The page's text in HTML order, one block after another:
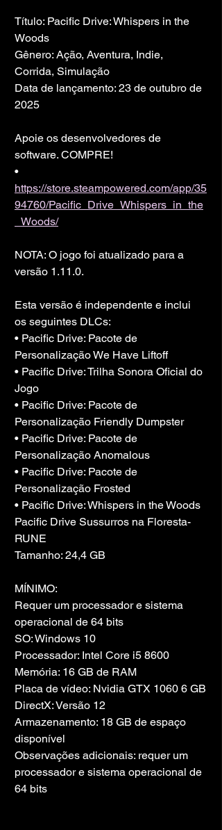
Título: Pacific Drive: Whispers in the
Woods
Gênero: Ação, Aventura, Indie,
Corrida, Simulação
Data de lançamento: 23 de outubro de
2025
Apoie os desenvolvedores de
software. COMPRE!
•
https://store.steampowered.com/app/35
94760/Pacific_Drive_Whispers_in_the
_Woods/
NOTA: O jogo foi atualizado para a
versão 1.11.0.
Esta versão é independente e inclui
os seguintes DLCs:
• Pacific Drive: Pacote de
Personalização We Have Liftoff
• Pacific Drive: Trilha Sonora Oficial do
Jogo
• Pacific Drive: Pacote de
Personalização Friendly Dumpster
• Pacific Drive: Pacote de
Personalização Anomalous
• Pacific Drive: Pacote de
Personalização Frosted
• Pacific Drive: Whispers in the Woods
Pacific Drive Sussurros na Floresta-
RUNE
Tamanho: 24,4 GB
MÍNIMO:
Requer um processador e sistema
operacional de 64 bits
SO: Windows 10
Processador: Intel Core i5 8600
Memória: 16 GB de RAM
Placa de vídeo: Nvidia GTX 1060 6 GB
DirectX: Versão 12
Armazenamento: 18 GB de espaço
disponível
Observações adicionais: requer um
processador e sistema operacional de
64 bits